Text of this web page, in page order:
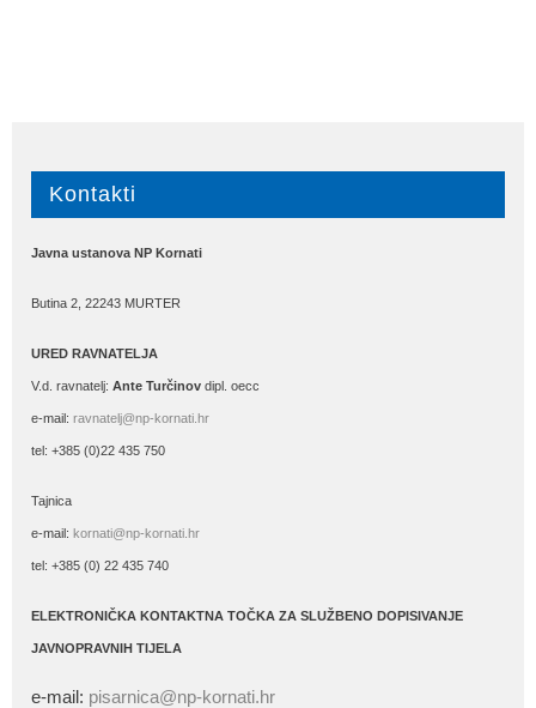
Kontakti
Javna ustanova NP Kornati
Butina 2, 22243 MURTER
URED RAVNATELJA
V.d. ravnatelj: Ante Turčinov dipl. oecc
e-mail: ravnatelj@np-kornati.hr
tel: +385 (0)22 435 750
Tajnica
e-mail: kornati@np-kornati.hr
tel: +385 (0) 22 435 740
ELEKTRONIČKA KONTAKTNA TOČKA ZA SLUŽBENO DOPISIVANJE
JAVNOPRAVNIH TIJELA
e-mail: pisarnica@np-kornati.hr